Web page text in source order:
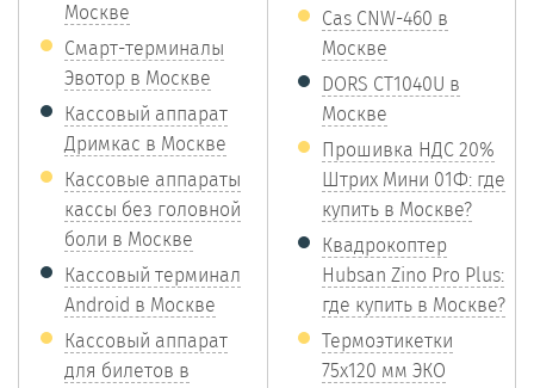
Москве
Смарт-терминалы
Эвотор в Москве
Кассовый аппарат
Дримкас в Москве
Кассовые аппараты
кассы без головной
боли в Москве
Кассовый терминал
Android в Москве
Кассовый аппарат
для билетов в
Cas CNW-460 в
Москве
DORS CT1040U в
Москве
Прошивка НДС 20%
Штрих Мини 01Ф: где
купить в Москве?
Квадрокоптер
Hubsan Zino Pro Plus:
где купить в Москве?
Термоэтикетки
75х120 мм ЭКО